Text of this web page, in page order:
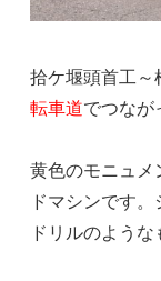
拾ケ堰頭首工
転車道でつなが
黄色のモニュメ
ドマシンです
ドリルのような